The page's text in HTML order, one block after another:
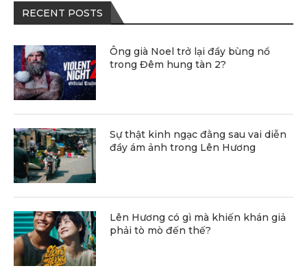
RECENT POSTS
Ông già Noel trở lại đầy bùng nổ
trong Đêm hung tàn 2?
Sự thật kinh ngạc đằng sau vai diễn
đầy ám ảnh trong Lên Hương
Lên Hương có gì mà khiến khán giả
phải tò mò đến thế?